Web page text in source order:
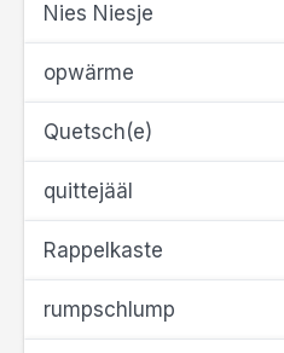
Nies Niesje
opwärme
Quetsch(e)
quittejääl
Rappelkaste
rumpschlump